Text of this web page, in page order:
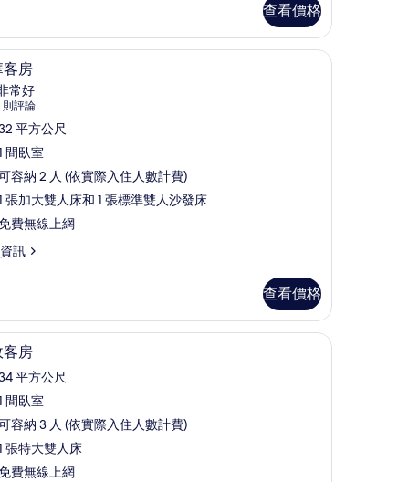
查看價格
板 迷你吧、書桌、隔音、熨斗/熨衣板
客房
，滿分 10 分
常好
則評論
)
平方公尺
間臥室
容納 2 人 (依實際入住人數計費)
張加大雙人床和 1 張標準雙人沙發床
費無線上網
訊
查看價格
行政客房 | 迷你吧、書桌、隔音、熨斗/熨衣板
客房
平方公尺
間臥室
容納 3 人 (依實際入住人數計費)
張特大雙人床
費無線上網